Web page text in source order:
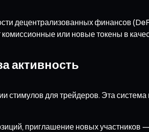
децентрализованных финансов
или новые токены в
активность
стимулов для трейдеров. Эта
приглашение новых участников —